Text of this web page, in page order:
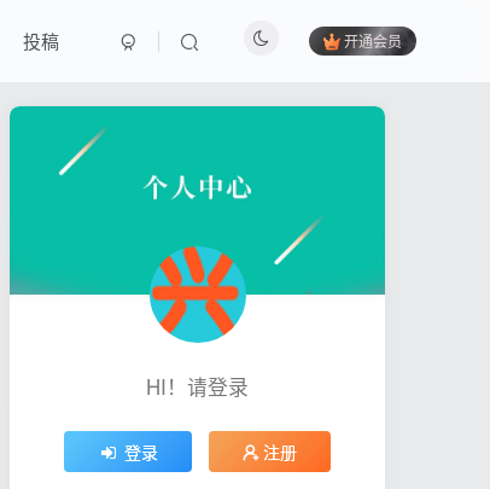
投稿 开通会员
HI！请登录
登录 注册